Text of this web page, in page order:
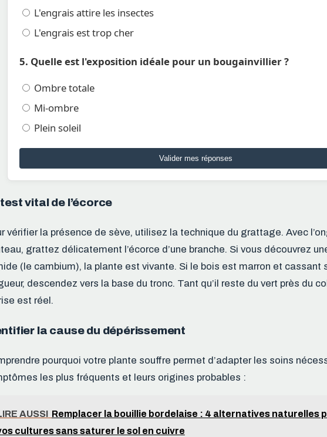
L'engrais attire les insectes
L'engrais est trop cher
5. Quelle est l'exposition idéale pour un bougainvillier ?
Ombre totale
Mi-ombre
Plein soleil
Valider mes réponses
vital de l’écorce
vérifier la présence de sève, utilisez la technique du grattage. Avec
grattez délicatement l’écorce d’une branche. Si vous découvrez
(le cambium), la plante est vivante. Si le bois est marron et cassant
descendez vers la base du tronc. Tant qu’il reste du vert près du
est réel.
la cause du dépérissement
pourquoi votre plante souffre permet d’adapter les soins
les plus fréquents et leurs origines probables :
AUSSI Remplacer la bouillie bordelaise : 4 alternatives naturelles
cultures sans saturer le sol en cuivre